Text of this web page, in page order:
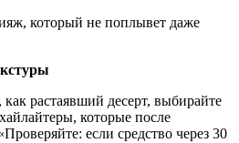
растаявший десерт, выбирайте
которые после
если средство через 30